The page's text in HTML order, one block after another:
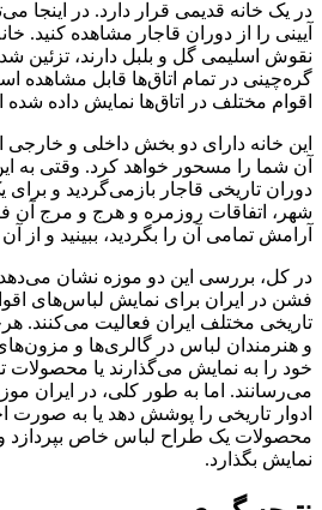
در یک خانه قدیمی قرار دارد. در اینجا
آیینی را از دوران قاجار مشاهده کنید.
نقوش اسلیمی گل و بلبل دارند، تزئین
گره‌چینی در تمام اتاق‌ها قابل مشاهده
اقوام مختلف در اتاق‌ها نمایش داده
این خانه دارای دو بخش داخلی و خارجی
آن شما را مسحور خواهد کرد. وقتی به
دوران تاریخی قاجار بازمی‌گردید و
شهر، اتفاقات روزمره و هرج و مرج آن
آرامش تمامی آن را بگردید، ببینید و از
در کل، بررسی این دو موزه نشان
فشن در ایران برای نمایش لباس‌های
تاریخی مختلف ایران فعالیت می‌کنند.
و هنرمندان لباس در گالری‌ها و
خود را به نمایش می‌گذارند یا محصولات
می‌رسانند. اما به طور کلی، در ایران
ادوار تاریخی را پوشش دهد یا به
محصولات یک طراح لباس خاص بپردازد و
نمایش بگذارد.